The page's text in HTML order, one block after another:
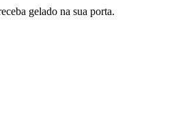
gelado na sua porta.